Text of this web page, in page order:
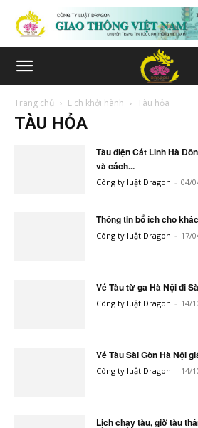
Trang chủ Lịch khởi hành Tàu hỏa
TÀU HỎA
Tàu điện Cát Linh Hà
và cách...
Công ty luật Dragon - 04/
Thông tin bổ ích cho
Công ty luật Dragon - 17/
Vé Tàu từ ga Hà Nội đi
Công ty luật Dragon - 14/
Vé Tàu Sài Gòn Hà Nội
Công ty luật Dragon - 14/
Lịch chạy tàu, giờ tàu